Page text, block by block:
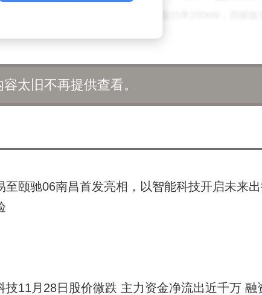
市场表现却不尽如人意。2024年全年，极越仅交付新车
新势力品牌中更是处于垫底位置。品牌认知度不足、产品差
在员工大会上承认公司面临困难，需立即调整运营策略。
股东全力支持，将聚焦提升管理效率，以适应创业2.0阶段
承诺协助解决员工社保、离职补偿等问题，并保障用户车辆
未公布车辆交付数据。据中国汽车工业协会统计，今年1至
，前十五品牌占据95.2%的份额，而极越未进入该榜单。
容太旧不再提供查看。
至颐驰06南昌首发亮相，以智能科技开启未来
技11月28日股价微跌 主力资金净流出近千万 融